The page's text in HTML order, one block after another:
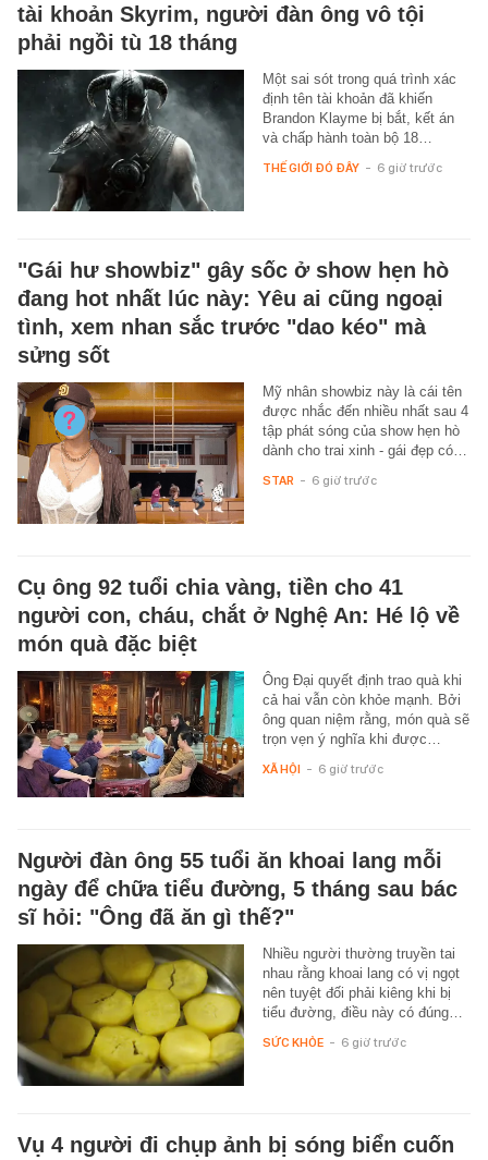
tài khoản Skyrim, người đàn ông vô tội
phải ngồi tù 18 tháng
Một sai sót trong quá trình xác
định tên tài khoản đã khiến
Brandon Klayme bị bắt, kết án
và chấp hành toàn bộ 18…
THẾ GIỚI ĐÓ ĐÂY - 6 giờ trước
"Gái hư showbiz" gây sốc ở show hẹn hò
đang hot nhất lúc này: Yêu ai cũng ngoại
tình, xem nhan sắc trước "dao kéo" mà
sửng sốt
Mỹ nhân showbiz này là cái tên
được nhắc đến nhiều nhất sau 4
tập phát sóng của show hẹn hò
dành cho trai xinh - gái đẹp có…
STAR - 6 giờ trước
Cụ ông 92 tuổi chia vàng, tiền cho 41
người con, cháu, chắt ở Nghệ An: Hé lộ về
món quà đặc biệt
Ông Đại quyết định trao quà khi
cả hai vẫn còn khỏe mạnh. Bởi
ông quan niệm rằng, món quà sẽ
trọn vẹn ý nghĩa khi được…
XÃ HỘI - 6 giờ trước
Người đàn ông 55 tuổi ăn khoai lang mỗi
ngày để chữa tiểu đường, 5 tháng sau bác
sĩ hỏi: "Ông đã ăn gì thế?"
Nhiều người thường truyền tai
nhau rằng khoai lang có vị ngọt
nên tuyệt đối phải kiêng khi bị
tiểu đường, điều này có đúng…
SỨC KHỎE - 6 giờ trước
Vụ 4 người đi chụp ảnh bị sóng biển cuốn